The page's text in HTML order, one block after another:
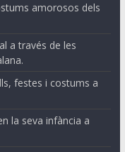
amorosos dels
a través de les
festes i costums a
la seva infància a